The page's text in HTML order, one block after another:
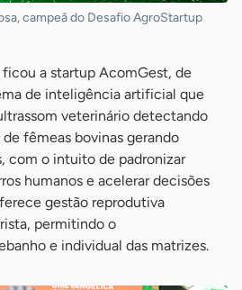
campeã do Desafio AgroStartup
a startup AcomGest, de
de inteligência artificial que
veterinário detectando
fêmeas bovinas gerando
com o intuito de padronizar
humanos e acelerar decisões
gestão reprodutiva
permitindo o
e individual das matrizes.